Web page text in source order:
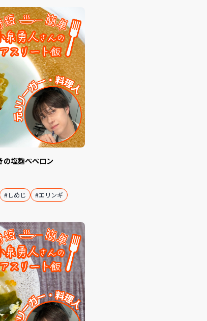
の塩麴ぺペロン
#しめじ #エリンギ